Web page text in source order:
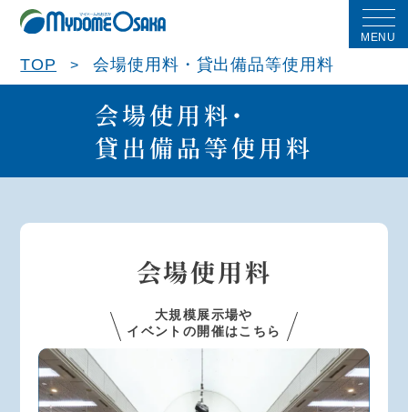
MENU
TOP 会場使用料・貸出備品等使用料
会場使用料・
貸出備品等使用料
会場使用料
大規模展示場や
イベントの開催はこちら